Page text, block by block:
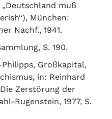
muß
München:
Nachf., 1941.
S. 190.
Großkapital,
in: Reinhard
Zerstörung der
Rugenstein, 1977, S.